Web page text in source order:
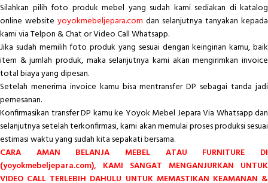
Silahkan pilih foto produk mebel yang sudah kami sediakan di katalog
online website yoyokmebeljepara.com dan selanjutnya tanyakan kepada
kami via Telpon & Chat or Video Call Whatsapp.
Jika sudah memilih foto produk yang sesuai dengan keinginan kamu, baik
item & jumlah produk, maka selanjutnya kami akan mengirimkan invoice
total biaya yang dipesan.
Setelah menerima invoice kamu bisa mentransfer DP sebagai tanda jadi
pemesanan.
Konfirmasikan transfer DP kamu ke Yoyok Mebel Jepara Via Whatsapp dan
selanjutnya setelah terkonfirmasi, kami akan memulai proses produksi sesuai
estimasi waktu yang sudah kita sepakati bersama.
CARA AMAN BELANJA MEBEL ATAU FURNITURE DI
(yoyokmebeljepara.com), KAMI SANGAT MENGANJURKAN UNTUK
VIDEO CALL TERLEBIH DAHULU UNTUK MEMASTIKAN KEAMANAN &